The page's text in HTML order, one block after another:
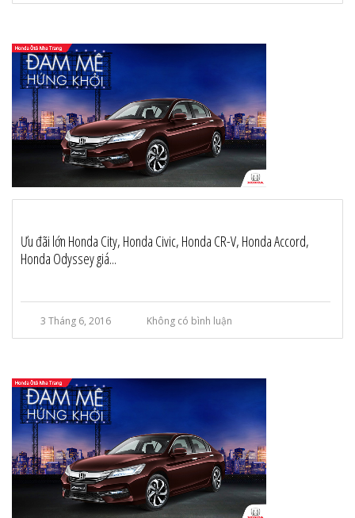
Ưu đãi lớn Honda City, Honda Civic, Honda CR-V, Honda Accord,
Honda Odyssey giá...
3 Tháng 6, 2016 Không có bình luận